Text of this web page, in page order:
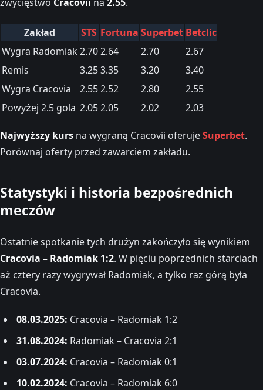
Zakład STS Fortuna Superbet Betclic
Wygra Radomiak2.702.64 2.70
2.67
Remis
3.253.35 3.20
3.40
Wygra Cracovia
2.552.52 2.80
2.55
Powyżej 2.5 gola 2.052.05 2.02 2.03
Najwyższy kurs na wygraną Cracovii oferujeSuperbet.
Porównaj oferty przed zawarciem zakładu.
Statystyki i historia bezpośrednich
meczów
Ostatnie spotkanie tych drużyn zakończyło się wynikiem
Cracovia – Radomiak 1:2. W pięciu poprzednich starciach
aż cztery razy wygrywał Radomiak, a tylko raz górą była
Cracovia.
08.03.2025: Cracovia – Radomiak 1:2
31.08.2024: Radomiak – Cracovia 2:1
03.07.2024: Cracovia – Radomiak 0:1
10.02.2024: Cracovia – Radomiak 6:0